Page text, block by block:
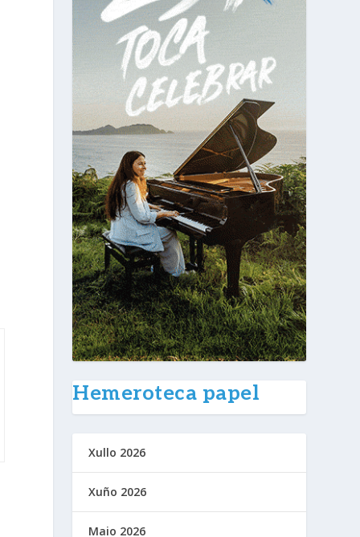
Hemeroteca papel
Xullo 2026
Xuño 2026
Maio 2026